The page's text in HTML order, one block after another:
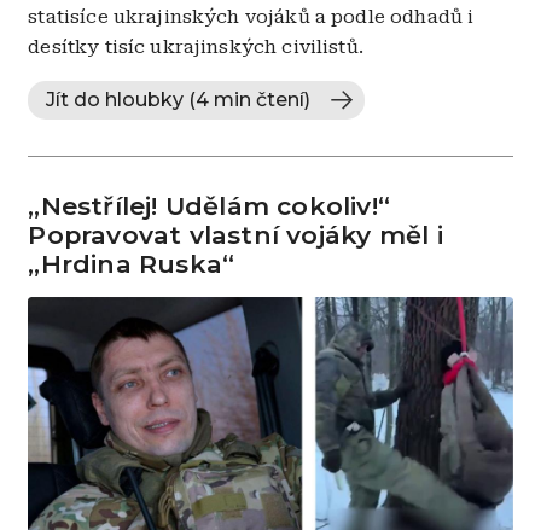
statisíce ukrajinských vojáků a podle odhadů i
desítky tisíc ukrajinských civilistů.
Jít do hloubky (4 min čtení)
„Nestřílej! Udělám cokoliv!“
Popravovat vlastní vojáky měl i
„Hrdina Ruska“